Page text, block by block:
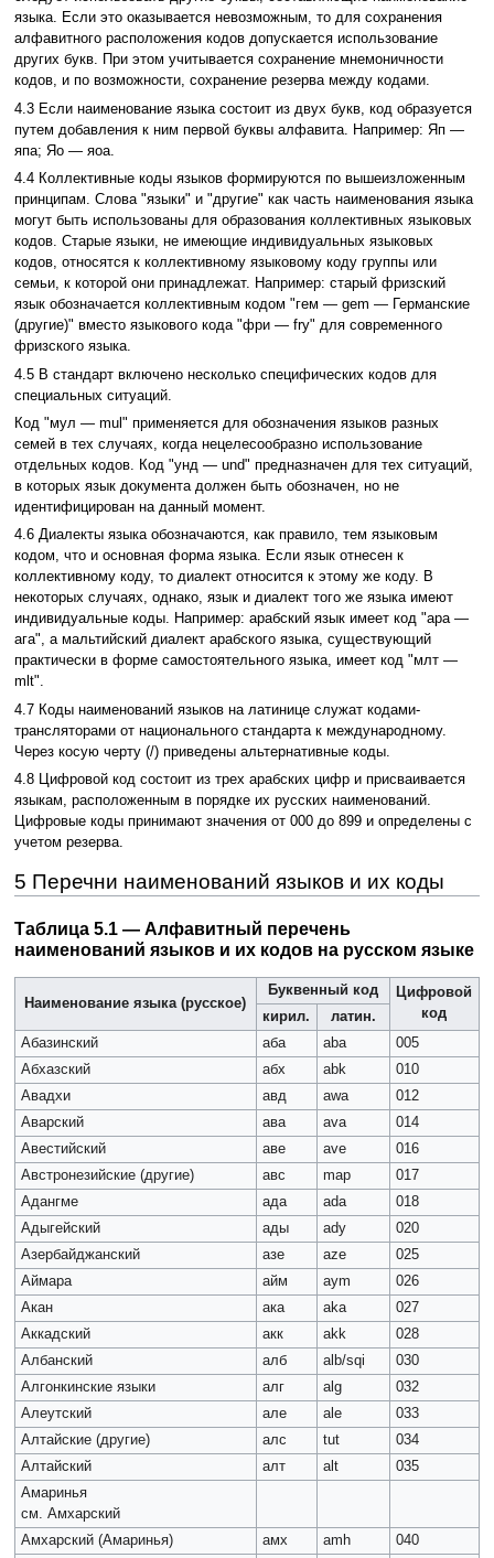
языка. Если это оказывается невозможным, то для сохранения
алфавитного расположения кодов допускается использование
других букв. При этом учитывается сохранение мнемоничности
кодов, и по возможности, сохранение резерва между кодами.
4.3 Если наименование языка состоит из двух букв, код образуется
путем добавления к ним первой буквы алфавита. Например: Яп —
япа; Яо — яоа.
4.4 Коллективные коды языков формируются по вышеизложенным
принципам. Слова "языки" и "другие" как часть наименования языка
могут быть использованы для образования коллективных языковых
кодов. Старые языки, не имеющие индивидуальных языковых
кодов, относятся к коллективному языковому коду группы или
семьи, к которой они принадлежат. Например: старый фризский
язык обозначается коллективным кодом "гем — gem — Германские
(другие)" вместо языкового кода "фри — fry" для современного
фризского языка.
4.5 В стандарт включено несколько специфических кодов для
специальных ситуаций.
Код "мул — mul" применяется для обозначения языков разных
семей в тех случаях, когда нецелесообразно использование
отдельных кодов. Код "унд — und" предназначен для тех ситуаций,
в которых язык документа должен быть обозначен, но не
идентифицирован на данный момент.
4.6 Диалекты языка обозначаются, как правило, тем языковым
кодом, что и основная форма языка. Если язык отнесен к
коллективному коду, то диалект относится к этому же коду. В
некоторых случаях, однако, язык и диалект того же языка имеют
индивидуальные коды. Например: арабский язык имеет код "ара —
ага", а мальтийский диалект арабского языка, существующий
практически в форме самостоятельного языка, имеет код "млт —
mlt".
4.7 Коды наименований языков на латинице служат кодами-
трансляторами от национального стандарта к международному.
Через косую черту (/) приведены альтернативные коды.
4.8 Цифровой код состоит из трех арабских цифр и присваивается
языкам, расположенным в порядке их русских наименований.
Цифровые коды принимают значения от 000 до 899 и определены с
учетом резерва.
5 Перечни наименований языков и их коды
Таблица 5.1 — Алфавитный перечень
наименований языков и их кодов на русском языке
Наименование языка (русское)
Буквенный код
Цифровой
код
кирил.
латин.
Абазинский
аба aba
005
Абхазский
абх abk
010
Авадхи
авд awa
012
Аварский
ава ava
014
Авестийский
аве ave
016
Австронезийские (другие)
авс map
017
Адангме
ада ada
018
Адыгейский
ады ady
020
Азербайджанский
азе aze
025
Аймара
айм aym
026
Акан
ака aka
027
Аккадский
акк akk
028
Албанский
алб alb/sqi
030
Алгонкинские языки
алг alg
032
Алеутский
але ale
033
Алтайские (другие)
алс tut
034
Алтайский
алт alt
035
Амаринья
см. Амхарский
Амхарский (Амаринья)
амх amh 040